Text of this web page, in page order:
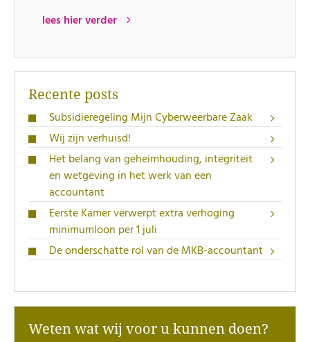
lees hier verder
Recente posts
Subsidieregeling Mijn Cyberweerbare Zaak
Wij zijn verhuisd!
Het belang van geheimhouding, integriteit
en wetgeving in het werk van een
accountant
Eerste Kamer verwerpt extra verhoging
minimumloon per 1 juli
De onderschatte rol van de MKB-accountant
Weten wat wij voor u kunnen doen?